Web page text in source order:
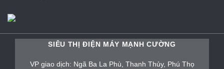
SIÊU THỊ ĐIỆN MÁY MẠNH CƯỜNG
VP giao dịch: Ngã Ba La Phù, Thanh Thủy, Phú Thọ